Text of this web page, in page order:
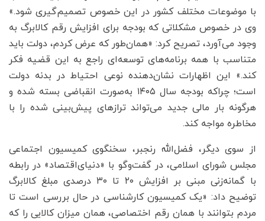
با موضوعات مختلف کشور در این خصوص تصمیم‌گیری شود.»
وی در خصوص مشکلاتی که بودجه برای افزایش رقم کالابرگ به
وجود می‌آورد، تصریح کرد: «همان‌طور که عرض کردم، دولت باید
متناسب با همه برنامه‌های توسعه‌ای راجع به این قضیه فکر
کند.» این اظهارات نشان‌دهنده نوعی احتیاط در بدنه دولت
است؛ چراکه بودجه سال ۱۴۰۵ به‌صورت انقباضی بسته شده و
هرگونه بار مالی جدید می‌تواند ترازهای پیش‌بینی شده را با
مخاطره مواجه کند.
از سوی دیگر، فضل‌الله رنجبر، سخنگوی کمیسیون اجتماعی
مجلس شورای اسلامی، در گفت‌وگو با «دنیای‌اقتصاد» در رابطه
با گمانه‌زنی مبنی بر افزایش ۲۰ تا ۳۰ درصدی مبلغ کالابرگ
توضیح داد: «یک کمیسیون کارشناسی در حال بررسی است تا
مردم بتوانند با همان رقم اختصاصی، همان میزان کالایی را که